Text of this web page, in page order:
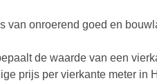
van onroerend goed en
de waarde van een
prijs per vierkante meter in